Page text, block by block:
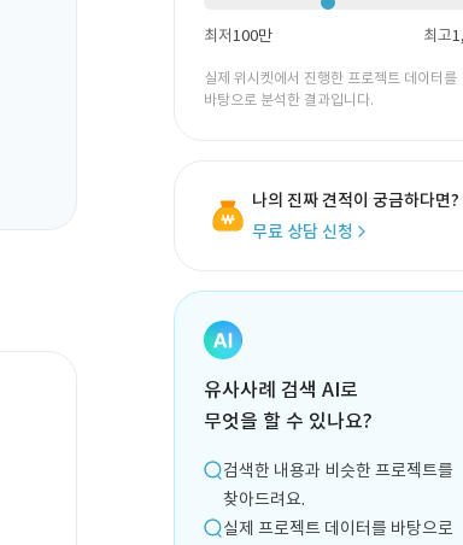
최저100만 최고
실제 위시켓에서 진행한 프로젝트 데이터를
바탕으로 분석한 결과입니다.
나의 진짜 견적이 궁금하다면?
무료 상담 신청
유사사례 검색 AI로
무엇을 할 수 있나요?
검색한 내용과 비슷한 프로젝트를
찾아드려요.
실제 프로젝트 데이터를 바탕으로